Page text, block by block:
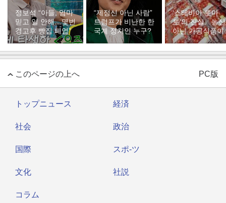
정보석 “아들, 엄마
믿고 일 안해…몇번
경고후 빵집 폐업”
“제정신 아닌 사람”
트럼프가 비난한 한
국계 정치인 누구?
‘스테비아 토마
토’의 진실…농
아닌 가공식품이
다
このページの上へ PC版
トップニュース 経済
社会 政治
国際 スポ-ツ
文化 社説
コラム